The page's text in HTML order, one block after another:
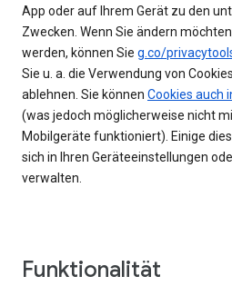
App oder auf Ihrem Gerät zu den
Zwecken. Wenn Sie ändern
werden, können Sie g.co/
Sie u. a. die Verwendung von
ablehnen. Sie können Cookies auch
(was jedoch möglicherweise nicht
Mobilgeräte funktioniert). Einige
sich in Ihren Geräteeinstellungen
verwalten.
Funktionalität